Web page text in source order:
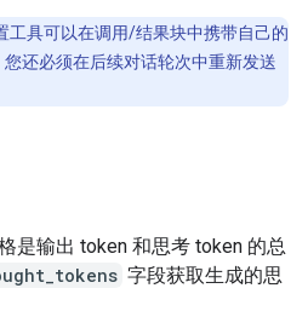
工具可以在调用/结果块中携带自己的
还必须在后续对话轮次中重新发送
是输出 token 和思考 token 的总
字段获取生成的思